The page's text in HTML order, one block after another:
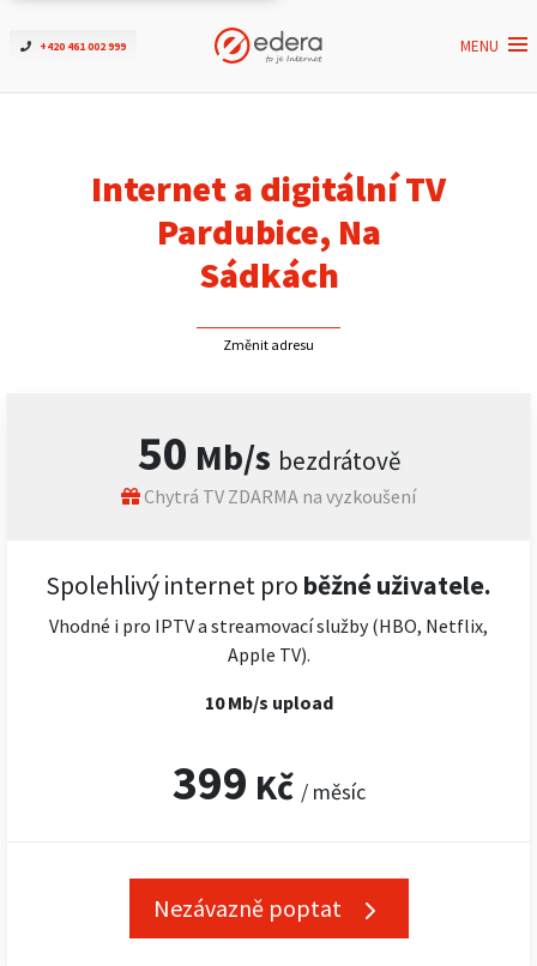
+420 461 002 999 MENU
Ověřit dostupnost
ČEZNET TV
Internet a digitální TV
Pardubice, Na
Sádkách
Změnit adresu
50 Mb/s bezdrátově
Chytrá TV ZDARMA na vyzkoušení
Spolehlivý internet pro běžné uživatele.
Vhodné i pro IPTV a streamovací služby (HBO, Netflix,
Apple TV).
10 Mb/s upload
399 Kč / měsíc
Nezávazně poptat